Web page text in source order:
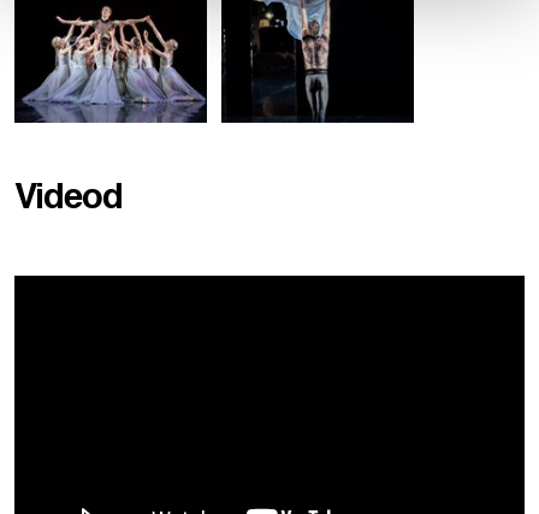
Videod